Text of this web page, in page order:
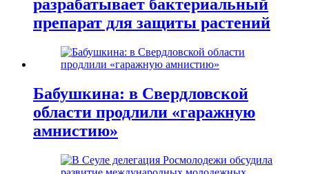
разрабатывает бактериальный
препарат для защиты растений
Бабушкина: в Свердловской
области продлили «гаражную
амнистию»